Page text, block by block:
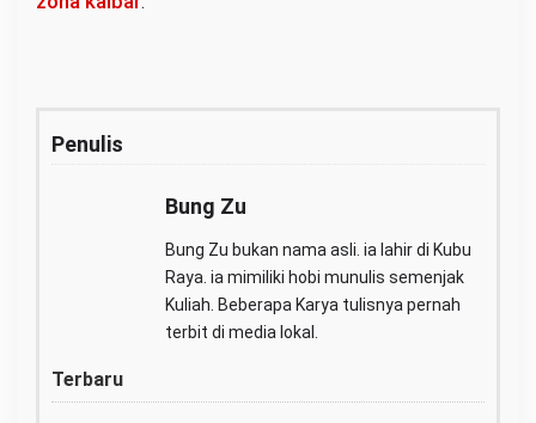
Penulis
Bung Zu
Bung Zu bukan nama asli. ia lahir di Kubu
Raya. ia mimiliki hobi munulis semenjak
Kuliah. Beberapa Karya tulisnya pernah
terbit di media lokal.
Terbaru